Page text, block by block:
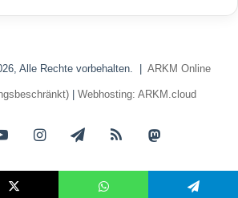
Alle Rechte vorbehalten. | ARKM Online
| Webhosting: ARKM.cloud
YouTubeInstagramTelegramRSS